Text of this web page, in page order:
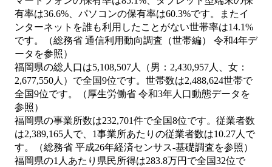
有率は36.6%、パソコンの保有率は60.3%です。またイ
ンターネットを誰も利用したことがない世帯率は14.1%
です。（総務省 通信利用動向調査（世帯編） 令和4年デ
ータを参照）
福岡県の総人口は5,108,507人（男：2,430,957人、女：
2,677,550人）で全国9位です。世帯数は2,488,624世帯で
全国9位です。（厚生労働省 令和3年人口動態データを
参照）
福岡県の事業所数は232,701件で全国8位です。従業者数
は2,389,165人で、1事業所あたりの従業者数は10.27人で
す。（総務省 平成26年経済センサス‐基礎調査を参照）
福岡県の1人あたり県民所得は283.8万円で全国32位で